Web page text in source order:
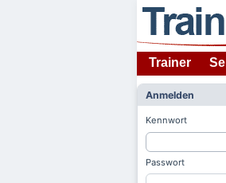
Trainer
Anmelden
Kennwort
Passwort